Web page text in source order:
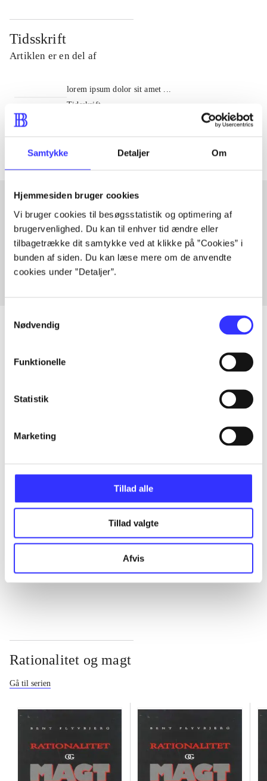
Samtykke Detaljer Om
Hjemmesiden bruger cookies
Vi bruger cookies til besøgsstatistik og optimering af
brugervenlighed. Du kan til enhver tid ændre eller
tilbagetrække dit samtykke ved at klikke på ”Cookies” i
bunden af siden. Du kan læse mere om de anvendte
cookies under ”Detaljer”.
Nødvendig
Funktionelle
Statistik
Marketing
Tillad alle
Tillad valgte
Afvis
Tidsskrift
Artiklen er en del af
lorem ipsum dolor sit amet ...
Tidsskrift
Artiklerne i
Artikler med samme emner
Fra
Artikler
Rationalitet og magt
Gå til serien